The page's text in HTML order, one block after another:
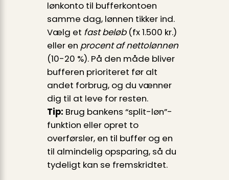
lønkonto til bufferkontoen
samme dag, lønnen tikker ind.
Vælg et fast beløb(fx 1.500 kr.)
eller en procent af netto­lønnen
(10-20 %). På den måde bliver
bufferen prioriteret før alt
andet forbrug, og du vænner
dig til at leve for resten.
Tip: Brug bankens “split-løn”-
funktion eller opret to
overførsler, en til buffer og en
til almindelig opsparing, så du
tydeligt kan se fremskridtet.